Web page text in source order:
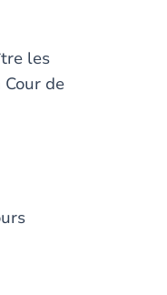
les
de